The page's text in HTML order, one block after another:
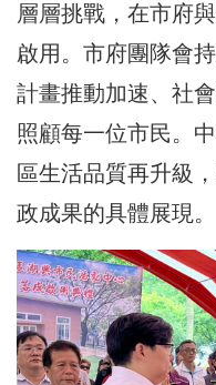
層層挑戰，在市府
啟用。市府團隊會
計畫推動加速、社
照顧每一位市民。
區生活品質再升級
政成果的具體展現。